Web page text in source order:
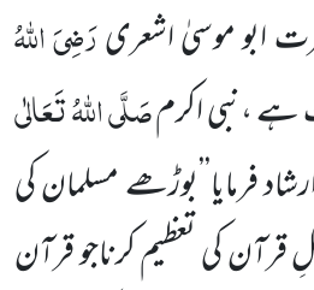
ابو موسیٰ اشعریرَضِیَ اللّٰہُ
،نبی اکرمصَلَّی اللّٰہُ تَعَالٰی
فرمایا’’بوڑھے مسلمان کی
قرآن کی تعظیم کرناجو قرآن